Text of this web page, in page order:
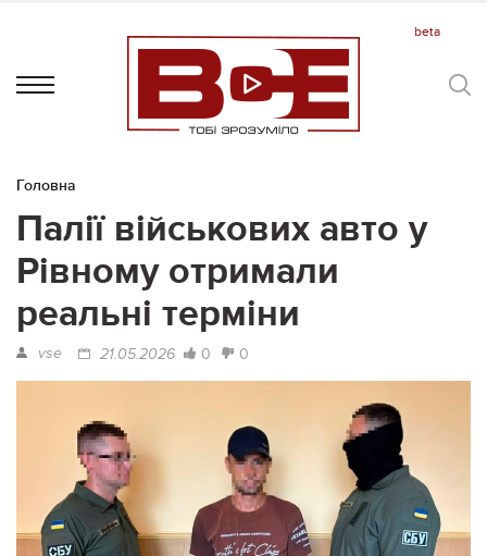
Головна
Палії військових авто у
Рівному отримали
реальні терміни
vse 21.05.2026 0 0